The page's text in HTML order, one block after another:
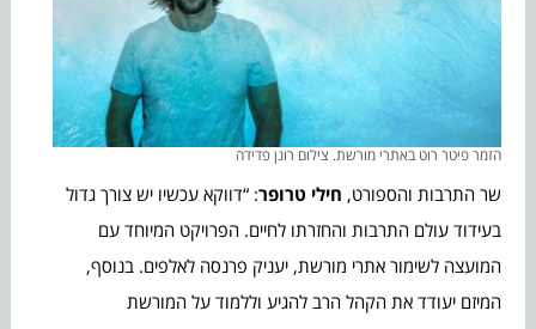
הזמר פיטר רוט באתרי מורשת. צילום רונן פדידה
שר התרבות והספורט, חילי טרופר: “דווקא עכשיו יש צורך גדול
בעידוד עולם התרבות והחזרתו לחיים. הפרויקט המיוחד עם
המועצה לשימור אתרי מורשת, יעניק פרנסה לאלפים. בנוסף,
המיזם יעודד את הקהל הרב להגיע וללמוד על המורשת